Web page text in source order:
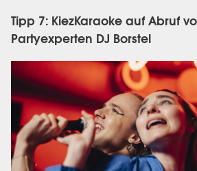
Tipp 7: KiezKaraoke auf Abruf
Partyexperten DJ Borstel